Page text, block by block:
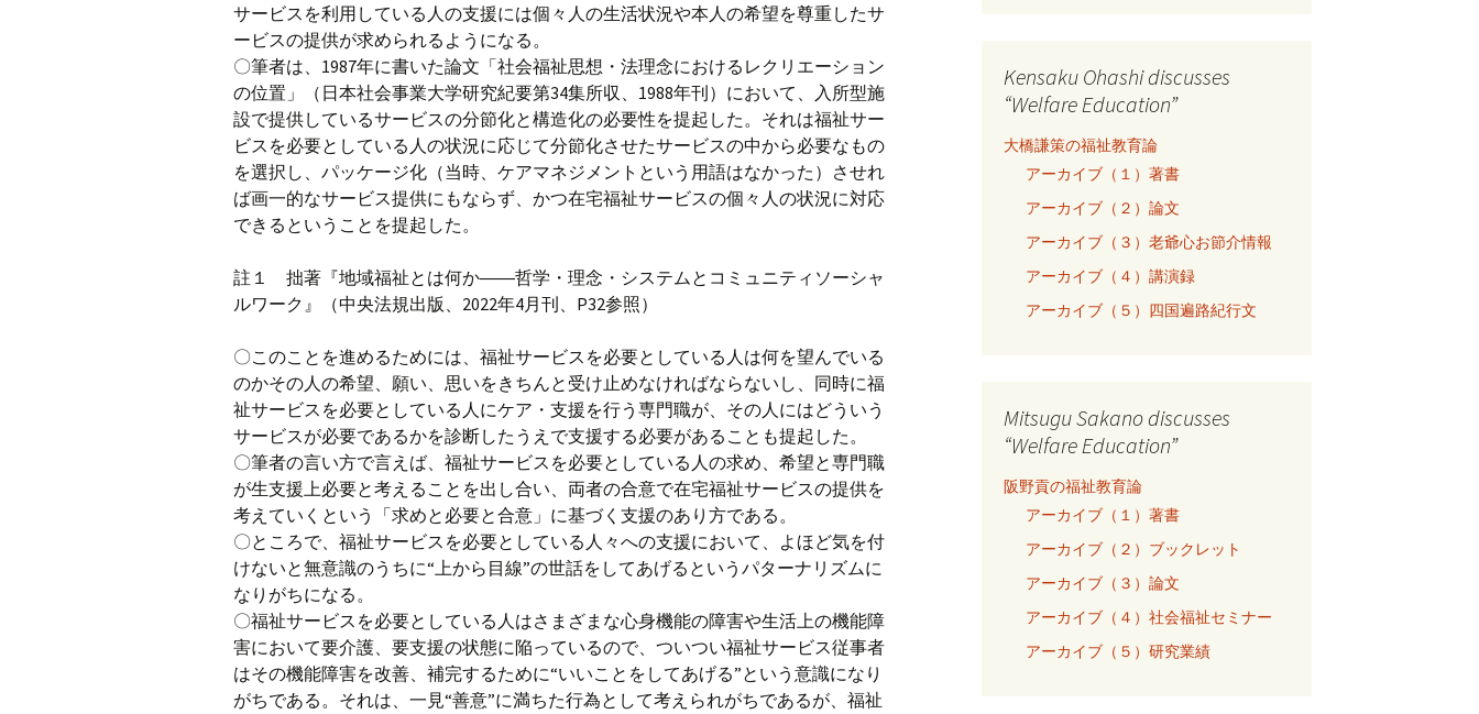
サービスを利用している人の支援には個々人の生活状況や本人の希望を尊重したサ
ービスの提供が求められるようになる。
〇筆者は、1987年に書いた論文「社会福祉思想・法理念におけるレクリエーション
の位置」（日本社会事業大学研究紀要第34集所収、1988年刊）において、入所型施
設で提供しているサービスの分節化と構造化の必要性を提起した。それは福祉サー
ビスを必要としている人の状況に応じて分節化させたサービスの中から必要なもの
を選択し、パッケージ化（当時、ケアマネジメントという用語はなかった）させれ
ば画一的なサービス提供にもならず、かつ在宅福祉サービスの個々人の状況に対応
できるということを提起した。
註１ 拙著『地域福祉とは何か――哲学・理念・システムとコミュニティソーシャ
ルワーク』（中央法規出版、2022年4月刊、P32参照）
〇このことを進めるためには、福祉サービスを必要としている人は何を望んでいる
のかその人の希望、願い、思いをきちんと受け止めなければならないし、同時に福
祉サービスを必要としている人にケア・支援を行う専門職が、その人にはどういう
サービスが必要であるかを診断したうえで支援する必要があることも提起した。
〇筆者の言い方で言えば、福祉サービスを必要としている人の求め、希望と専門職
が生支援上必要と考えることを出し合い、両者の合意で在宅福祉サービスの提供を
考えていくという「求めと必要と合意」に基づく支援のあり方である。
〇ところで、福祉サービスを必要としている人々への支援において、よほど気を付
けないと無意識のうちに“上から目線”の世話をしてあげるというパターナリズムに
なりがちになる。
〇福祉サービスを必要としている人はさまざまな心身機能の障害や生活上の機能障
害において要介護、要支援の状態に陥っているので、ついつい福祉サービス従事者
はその機能障害を改善、補完するために“いいことをしてあげる”という意識になり
がちである。それは、一見“善意”に満ちた行為として考えられがちであるが、福祉
Kensaku Ohashi discusses
“Welfare Education”
大橋謙策の福祉教育論
アーカイブ（１）著書
アーカイブ（２）論文
アーカイブ（３）老爺心お節介情報
アーカイブ（４）講演録
アーカイブ（５）四国遍路紀行文
Mitsugu Sakano discusses
“Welfare Education”
阪野貢の福祉教育論
アーカイブ（１）著書
アーカイブ（２）ブックレット
アーカイブ（３）論文
アーカイブ（４）社会福祉セミナー
アーカイブ（５）研究業績